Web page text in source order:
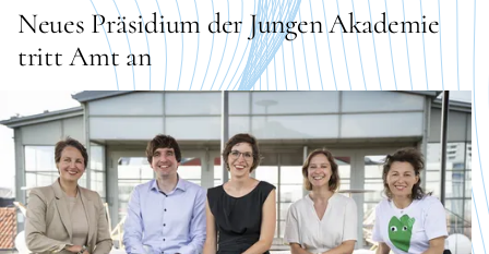
Neues Präsidium der Jungen Akademie
tritt Amt an